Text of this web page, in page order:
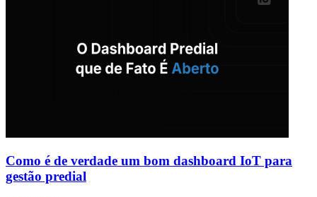
Como é de verdade um bom dashboard IoT para
gestão predial